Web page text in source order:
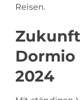
Reisen.
Dormio
2024